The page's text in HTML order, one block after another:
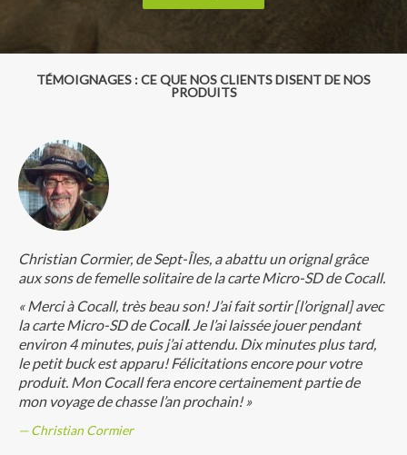
TÉMOIGNAGES : CE QUE NOS CLIENTS DISENT DE NOS
PRODUITS
Christian Cormier, de Sept-Îles, a abattu un orignal grâce
aux sons de femelle solitaire de la carte Micro-SD de Cocall.
« Merci à Cocall, très beau son! J’ai fait sortir [l’orignal] avec
la carte Micro-SD de Cocall. Je l’ai laissée jouer pendant
environ 4 minutes, puis j’ai attendu. Dix minutes plus tard,
le petit buck est apparu! Félicitations encore pour votre
produit. Mon Cocall fera encore certainement partie de
mon voyage de chasse l’an prochain! »
Christian Cormier